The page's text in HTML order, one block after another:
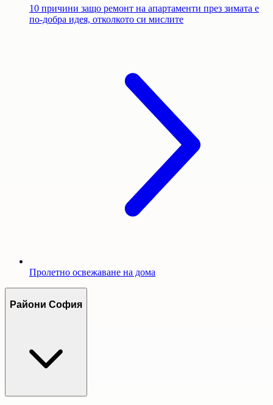
10 причини защо ремонт на апартаменти през зимата е
по-добра идея, отколкото си мислите
Пролетно освежаване на дома
Райони София